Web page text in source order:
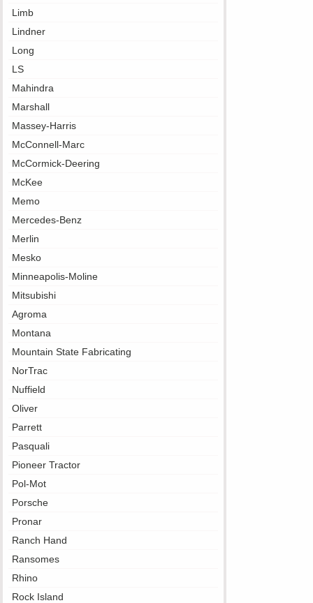
Limb
Lindner
Long
LS
Mahindra
Marshall
Massey-Harris
McConnell-Marc
McCormick-Deering
McKee
Memo
Mercedes-Benz
Merlin
Mesko
Minneapolis-Moline
Mitsubishi
Agroma
Montana
Mountain State Fabricating
NorTrac
Nuffield
Oliver
Parrett
Pasquali
Pioneer Tractor
Pol-Mot
Porsche
Pronar
Ranch Hand
Ransomes
Rhino
Rock Island